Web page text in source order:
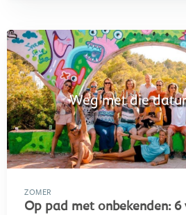
Weg met die
ZOMER
Op pad met onbekenden: